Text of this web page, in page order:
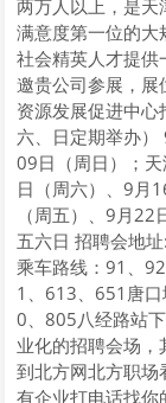
两万人以上，是
满意度第一位的
社会精英人才提
邀贵公司参展，展
资源发展促进中心
六、日定期举办
09日（周日）；
日（周六）、9月
（周五）、9月
五六日 招聘会地
乘车路线：91、
1、613、651唐
0、805八经路站
业化的招聘会场
到北方网北方职
有企业打电话找